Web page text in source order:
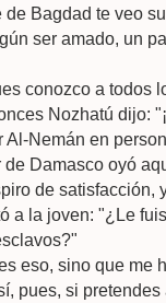
de Bagdad te veo
ser amado, un
conozco a todos
Nozhatú dijo:
Al-Nemán en
Damasco oyó
de satisfacción,
a la joven: "¿Le
eso, sino que me
pues, si